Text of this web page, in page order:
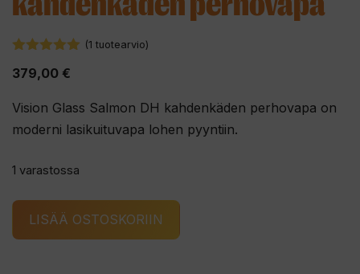
(1 tuotearvio)
379,00 €
Vision Glass Salmon DH kahdenkäden perhovapa on
moderni lasikuituvapa lohen pyyntiin.
1 varastossa
Vision
Glass
LISÄÄ OSTOSKORIIN